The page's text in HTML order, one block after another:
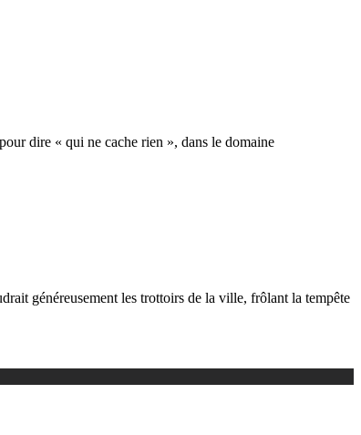
dire « qui ne cache rien », dans le domaine
généreusement les trottoirs de la ville, frôlant la tempête